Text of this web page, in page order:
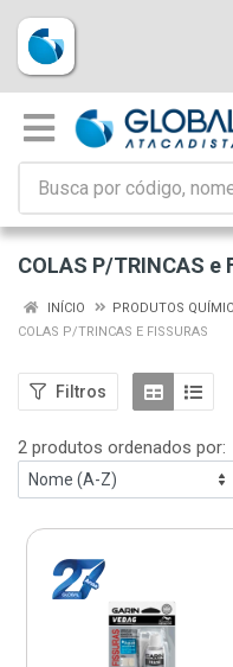
COLAS P/TRINCAS e
INÍCIO
PRODUTOS
COLAS P/TRINCAS E FISSURAS
Filtros
2 produtos ordenados por: